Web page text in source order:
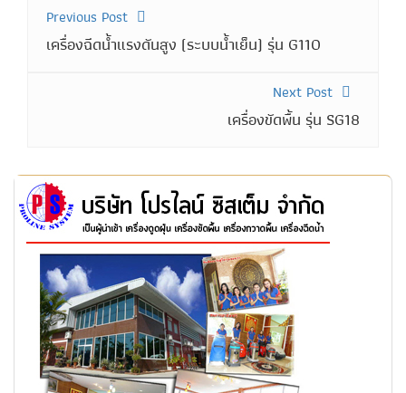
Previous Post
เครื่องฉีดน้ำแรงดันสูง (ระบบน้ำเย็น) รุ่น G110
Next Post
เครื่องขัดพื้น รุ่น SG18